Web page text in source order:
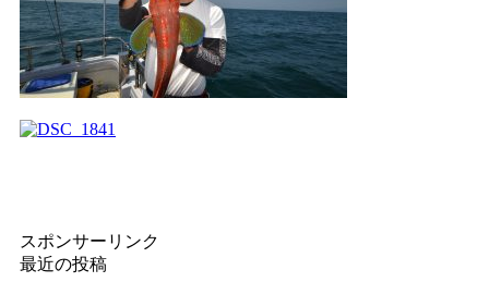
スポンサーリンク
最近の投稿